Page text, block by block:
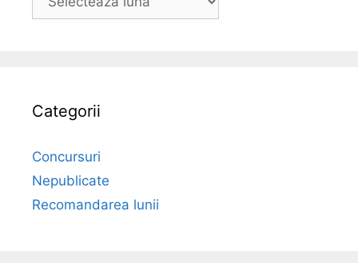
Categorii
Concursuri
Nepublicate
Recomandarea lunii